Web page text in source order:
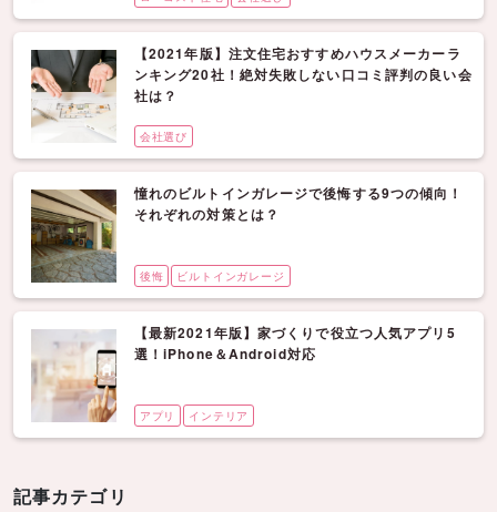
【2021年版】注文住宅おすすめハウスメーカーラ
ンキング20社！絶対失敗しない口コミ評判の良い会
社は？
会社選び
憧れのビルトインガレージで後悔する9つの傾向！
それぞれの対策とは？
後悔 ビルトインガレージ
【最新2021年版】家づくりで役立つ人気アプリ5
選！iPhone＆Android対応
アプリ インテリア
記事カテゴリ